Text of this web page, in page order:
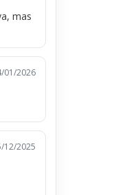
mas
01/2026
12/2025